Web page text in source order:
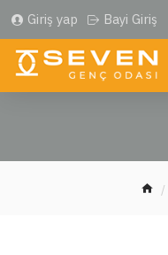
Giriş yap Bayi Giriş